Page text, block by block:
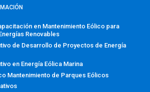
en Mantenimiento Eólico para
Renovables
de Desarrollo de Proyectos de Energía
en Energía Eólica Marina
Mantenimiento de Parques Eólicos